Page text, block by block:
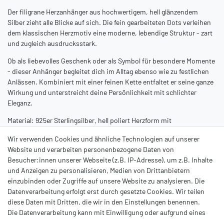
Der filigrane Herzanhänger aus hochwertigem, hell glänzendem
Silber zieht alle Blicke auf sich. Die fein gearbeiteten Dots verleihen
dem klassischen Herzmotiv eine moderne, lebendige Struktur - zart
und zugleich ausdrucksstark.
Ob als liebevolles Geschenk oder als Symbol für besondere Momente
- dieser Anhänger begleitet dich im Alltag ebenso wie zu festlichen
Anlässen. Kombiniert mit einer feinen Kette entfaltet er seine ganze
Wirkung und unterstreicht deine Persönlichkeit mit schlichter
Eleganz.
Material: 925er Sterlingsilber, hell poliert Herzform mit
Maße: ca. 21 x 20 mm, Kettenlänge 42cm (mit Karabiner)
Vielseitig tragbar - zu jedem Outfit ein Highlight Ein kleines Herz mit
großer Wirkung - zeitlos schön, voller Emotion und ein funkelndes
Zeichen der Verbundenheit.
Wir verwenden Cookies und ähnliche Technologien auf unserer
Website und verarbeiten personenbezogene Daten von
Besucher:innen unserer Webseite (z.B. IP-Adresse), um z.B. Inhalte
und Anzeigen zu personalisieren, Medien von Drittanbietern
einzubinden oder Zugriffe auf unsere Website zu analysieren. Die
Datenverarbeitung erfolgt erst durch gesetzte Cookies. Wir teilen
diese Daten mit Dritten, die wir in den Einstellungen benennen.
Die Datenverarbeitung kann mit Einwilligung oder aufgrund eines